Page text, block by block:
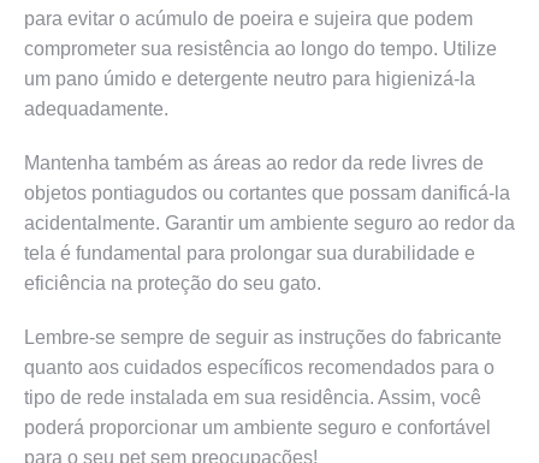
para evitar o acúmulo de poeira e sujeira que podem
comprometer sua resistência ao longo do tempo. Utilize
um pano úmido e detergente neutro para higienizá-la
adequadamente.
Mantenha também as áreas ao redor da rede livres de
objetos pontiagudos ou cortantes que possam danificá-la
acidentalmente. Garantir um ambiente seguro ao redor da
tela é fundamental para prolongar sua durabilidade e
eficiência na proteção do seu gato.
Lembre-se sempre de seguir as instruções do fabricante
quanto aos cuidados específicos recomendados para o
tipo de rede instalada em sua residência. Assim, você
poderá proporcionar um ambiente seguro e confortável
para o seu pet sem preocupações!